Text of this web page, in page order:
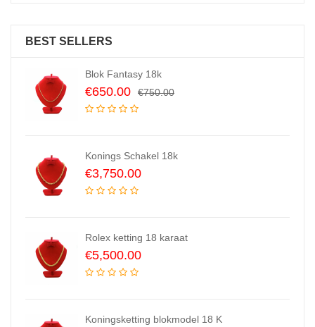
BEST SELLERS
Blok Fantasy 18k
€750.00Original
€650.00
Current
Konings Schakel 18k
€3,750.00
Rolex ketting 18 karaat
€5,500.00
Koningsketting blokmodel 18 K